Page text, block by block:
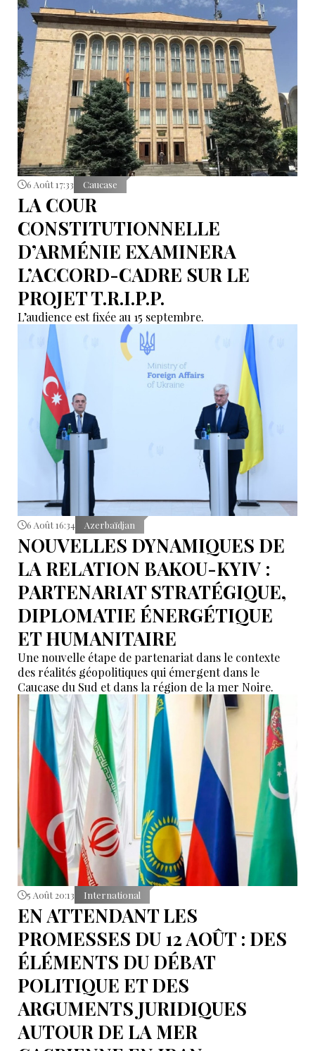
6 Août 17:33 Caucase
LA COUR
CONSTITUTIONNELLE
D’ARMÉNIE EXAMINERA
L’ACCORD-CADRE SUR LE
PROJET T.R.I.P.P.
L’audience est fixée au 15 septembre.
6 Août 16:34 Azerbaïdjan
NOUVELLES DYNAMIQUES DE
LA RELATION BAKOU-KYIV :
PARTENARIAT STRATÉGIQUE,
DIPLOMATIE ÉNERGÉTIQUE
ET HUMANITAIRE
Une nouvelle étape de partenariat dans le contexte
des réalités géopolitiques qui émergent dans le
Caucase du Sud et dans la région de la mer Noire.
5 Août 20:13 International
EN ATTENDANT LES
PROMESSES DU 12 AOÛT : DES
ÉLÉMENTS DU DÉBAT
POLITIQUE ET DES
ARGUMENTS JURIDIQUES
AUTOUR DE LA MER